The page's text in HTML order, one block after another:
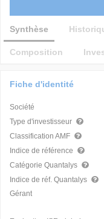
Synthèse
Composition
Fiche d'identité
Société
Type d'investisseur
Classification AMF
Indice de référence
Catégorie Quantalys
Indice de réf. Quantalys
Gérant